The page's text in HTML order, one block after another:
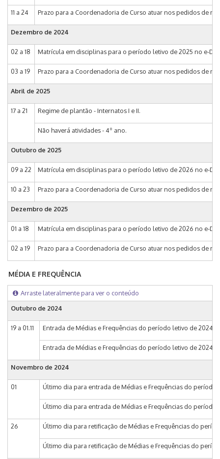
11 a 24 Prazo para a Coordenadoria de Curso atuar nos pedidos de
Dezembro de 2024
02 a 18 Matrícula em disciplinas para o período letivo de 2025 no e-
03 a 19 Prazo para a Coordenadoria de Curso atuar nos pedidos de
Abril de 2025
17 a 21 Regime de plantão - Internatos I e II.
Não haverá atividades - 4º ano.
Outubro de 2025
09 a 22 Matrícula em disciplinas para o período letivo de 2026 no e-
10 a 23 Prazo para a Coordenadoria de Curso atuar nos pedidos de
Dezembro de 2025
01 a 18 Matrícula em disciplinas para o período letivo de 2026 no e-
02 a 19 Prazo para a Coordenadoria de Curso atuar nos pedidos de
MÉDIA E FREQUÊNCIA
Arraste lateralmente para ver o conteúdo
Outubro de 2024
19 a 01.11 Entrada de Médias e Frequências do período letivo de 2024
Entrada de Médias e Frequências do período letivo de 2024
Novembro de 2024
01 Último dia para entrada de Médias e Frequências do período
Último dia para entrada de Médias e Frequências do período
26 Último dia para retificação de Médias e Frequências do
Último dia para retificação de Médias e Frequências do